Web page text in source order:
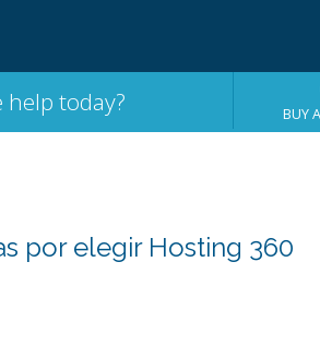
help today? BUY
por elegir Hosting 360